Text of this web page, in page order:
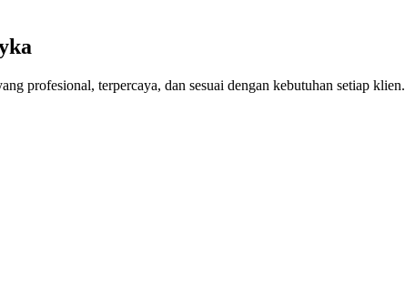
profesional, terpercaya, dan sesuai dengan kebutuhan setiap klien.